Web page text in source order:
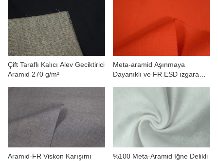
Çift Taraflı Kalıcı Alev Geciktirici
Aramid 270 g/m²
Meta-aramid Aşınmaya
Dayanıklı ve FR ESD ızgara
Aramid-FR Viskon Karışımı
%100 Meta-Aramid İğne Delikli